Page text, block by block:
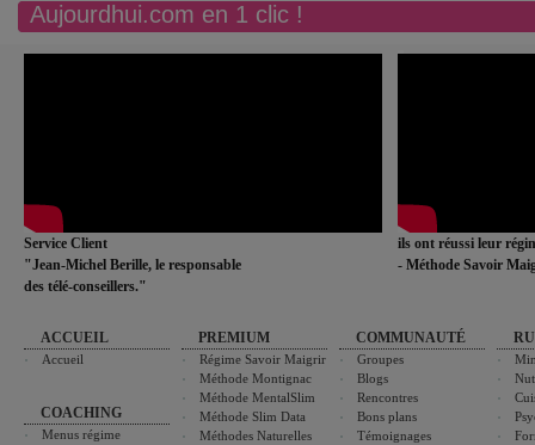
Aujourdhui.com en 1 clic !
Service Client
"Jean-Michel Berille, le responsable
des télé-conseillers."
ils ont réussi leur
- Méthode Savoir
ACCUEIL
Accueil
COACHING
Menus régime
PREMIUM
Régime Savoir Maigrir
Méthode Montignac
Méthode MentalSlim
Méthode Slim Data
Méthodes Naturelles
COMMUNAUTÉ
Groupes
Blogs
Rencontres
Bons plans
Témoignages